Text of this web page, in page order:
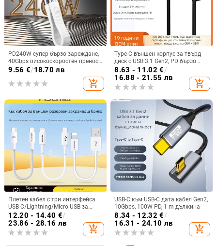
PD240W супер бързо зареждане,
40Gbps високоскоростен пренос
и 8K видео поддръжка, Type-C за
мобилни телефони и портативни
твърди дискове
9.56 €/18.70 лв
add_shopping_cart
Type-C външен корпус за твърд
диск с USB 3.1 Gen2, PD бързо
зареждане, пренос на данни до
10 Gbps, кабел 0.5–1 m
8.63 - 11.02 €/
16.88 - 21.55 лв
add_shopping_cart
Плетен кабел с три интерфейса
USB-C/Lightning/Micro USB за
бързо зареждане, 60W
12.20 - 14.40 €/
23.86 - 28.16 лв
add_shopping_cart
USB-C към USB-C дата кабел Gen2,
10Gbps, 100W PD, 1 m дължина
8.34 - 12.32 €/
16.31 - 24.10 лв
add_shopping_cart